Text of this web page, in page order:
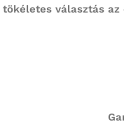
választás